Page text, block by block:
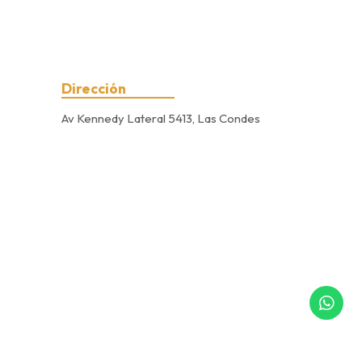
Dirección
Av Kennedy Lateral 5413, Las Condes